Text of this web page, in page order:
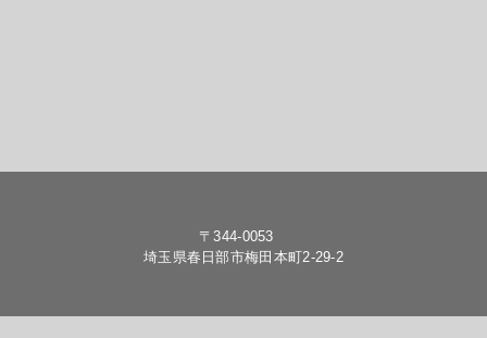
〒344-0053
埼玉県春日部市梅田本町2-29-2